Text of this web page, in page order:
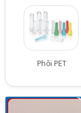
Phôi PET